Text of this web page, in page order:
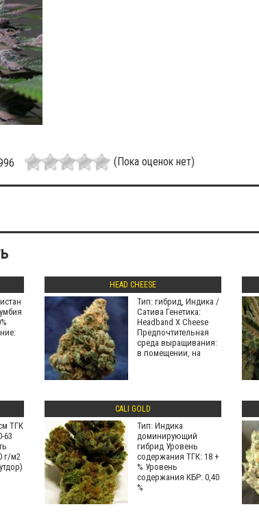
(Пока оценок нет)
HEAD CHEESE
Тип: гибрид, Индика /
Сатива Генетика:
Headband X Cheese
Предпочтительная
среда выращивания:
в помещении, на
ТГК
63
г/м2
CALI GOLD
Тип: Индика
доминирующий
гибрид Уровень
содержания ТГК: 18 +
% Уровень
содержания КБР: 0,40
%